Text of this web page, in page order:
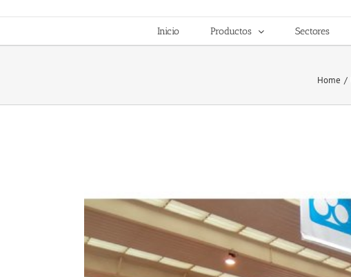
Inicio Productos Sectores
Home